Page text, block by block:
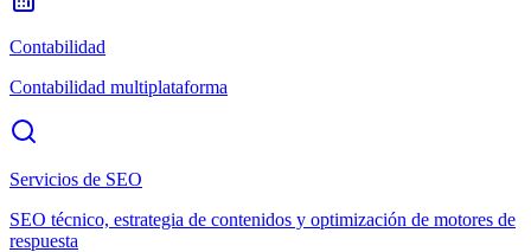
Contabilidad
Contabilidad multiplataforma
Servicios de SEO
SEO técnico, estrategia de contenidos y optimización de motores de
respuesta